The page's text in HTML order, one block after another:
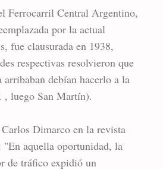
Ferrocarril Central Argentino,
por la actual
fue clausurada en 1938,
respectivas resolvieron que
arribaban debían hacerlo a la
luego San Martín).
Dimarco en la revista
aquella oportunidad, la
de tráfico expidió un